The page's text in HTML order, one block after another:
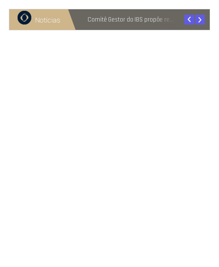
Notícias
Recuperação judicial cresce entre micro e pequenas empresas Comitê Gestor do IBS propõe reter metade de 2027